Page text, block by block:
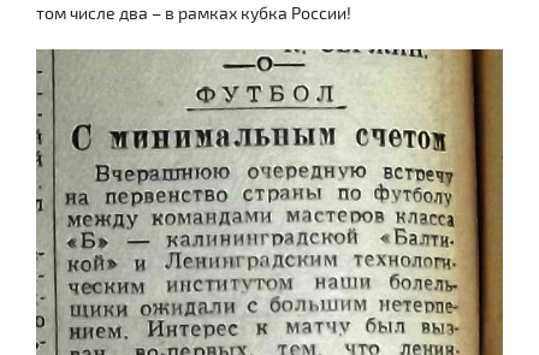
том числе два – в рамках кубка России!